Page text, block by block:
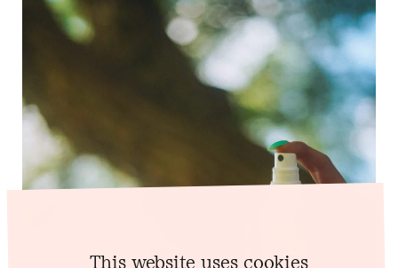
This website uses cookies